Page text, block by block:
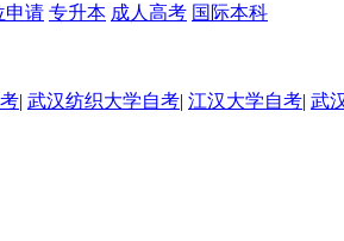
申请 专升本 成人高考 国际本科
| 武汉纺织大学自考| 江汉大学自考| 武